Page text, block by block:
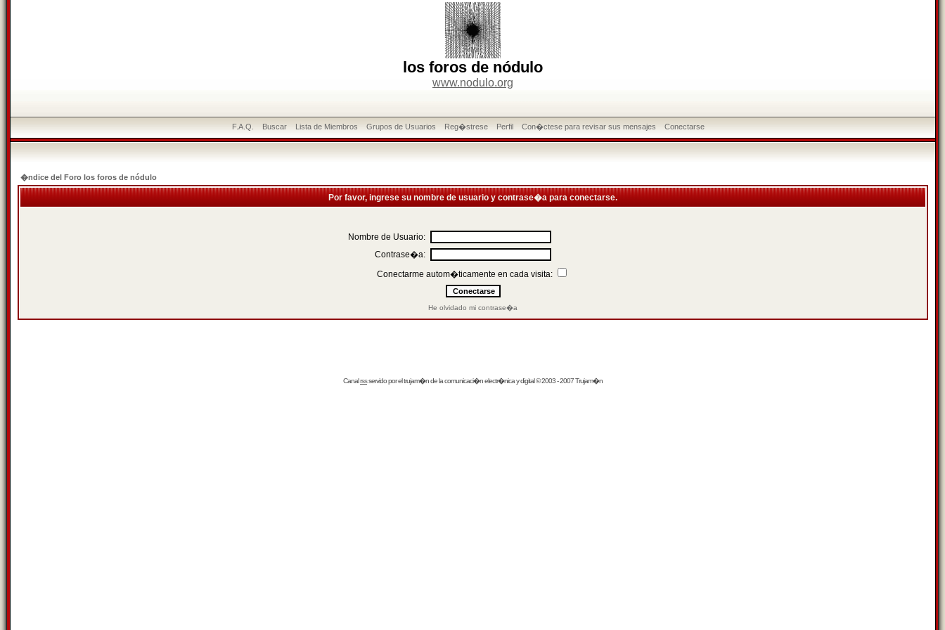
los foros de nódulo
www.nodulo.org
F.A.Q. Buscar Lista de Miembros Grupos de Usuarios Reg�strese Perfil Con�ctese para revisar sus mensajes Conectarse
�ndice del Foro los foros de nódulo
Por favor, ingrese su nombre de usuario y contrase�a para conectarse.
Nombre de Usuario:
Contrase�a:
Conectarme autom�ticamente en cada visita:
He olvidado mi contrase�a
Canalrssservido por eltrujam�nde la comunicaci�n electr�nica y digital © 2003 - 2007 Trujam�n